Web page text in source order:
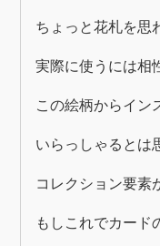
ちょっと花札を思
実際に使うには相
この絵柄からイン
いらっしゃるとは
コレクション要素
もしこれでカード